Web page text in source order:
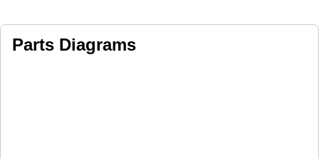
Parts Diagrams